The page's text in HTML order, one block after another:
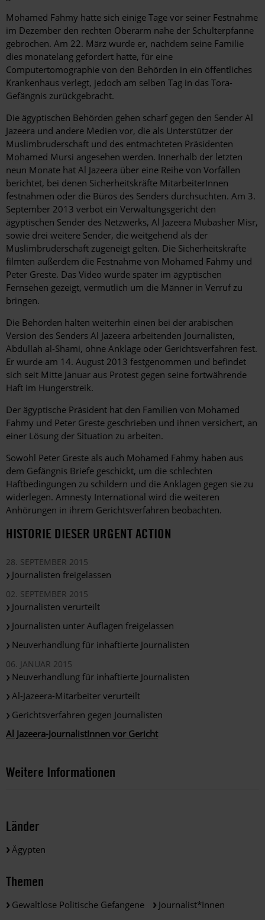
Mohamed Fahmy hatte sich einige Tage vor seiner Festnahme
im Dezember den rechten Oberarm nahe der Schulterpfanne
gebrochen. Am 22. März wurde er, nachdem seine Familie
dies monatelang gefordert hatte, für eine
Computertomographie von den Behörden in ein öffentliches
Krankenhaus verlegt, jedoch am selben Tag in das Tora-
Gefängnis zurückgebracht.
Die ägyptischen Behörden gehen scharf gegen den Sender Al
Jazeera und andere Medien vor, die als Unterstützer der
Muslimbruderschaft und des entmachteten Präsidenten
Mohamed Mursi angesehen werden. Innerhalb der letzten
neun Monate hat Al Jazeera über eine Reihe von Vorfällen
berichtet, bei denen Sicherheitskräfte MitarbeiterInnen
festnahmen oder die Büros des Senders durchsuchten. Am 3.
September 2013 verbot ein Verwaltungsgericht den
ägyptischen Sender des Netzwerks, Al Jazeera Mubasher Misr,
sowie drei weitere Sender, die weitgehend als der
Muslimbruderschaft zugeneigt gelten. Die Sicherheitskräfte
filmten außerdem die Festnahme von Mohamed Fahmy und
Peter Greste. Das Video wurde später im ägyptischen
Fernsehen gezeigt, vermutlich um die Männer in Verruf zu
bringen.
Die Behörden halten weiterhin einen bei der arabischen
Version des Senders Al Jazeera arbeitenden Journalisten,
Abdullah al-Shami, ohne Anklage oder Gerichtsverfahren fest.
Er wurde am 14. August 2013 festgenommen und befindet
sich seit Mitte Januar aus Protest gegen seine fortwährende
Haft im Hungerstreik.
Der ägyptische Präsident hat den Familien von Mohamed
Fahmy und Peter Greste geschrieben und ihnen versichert, an
einer Lösung der Situation zu arbeiten.
Sowohl Peter Greste als auch Mohamed Fahmy haben aus
dem Gefängnis Briefe geschickt, um die schlechten
Haftbedingungen zu schildern und die Anklagen gegen sie zu
widerlegen. Amnesty International wird die weiteren
Anhörungen in ihrem Gerichtsverfahren beobachten.
HISTORIE DIESER URGENT ACTION
28. SEPTEMBER 2015
Journalisten freigelassen
02. SEPTEMBER 2015
Journalisten verurteilt
Journalisten unter Auflagen freigelassen
Neuverhandlung für inhaftierte Journalisten
06. JANUAR 2015
Neuverhandlung für inhaftierte Journalisten
Al-Jazeera-Mitarbeiter verurteilt
Gerichtsverfahren gegen Journalisten
Al Jazeera-JournalistInnen vor Gericht
Weitere Informationen
Länder
Ägypten
Themen
Gewaltlose Politische Gefangene Journalist*innen